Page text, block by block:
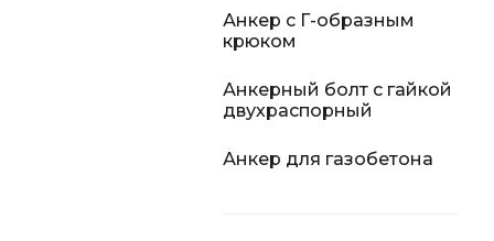
Анкер с Г-образным
крюком
Анкерный болт с гайкой
двухраспорный
Анкер для газобетона